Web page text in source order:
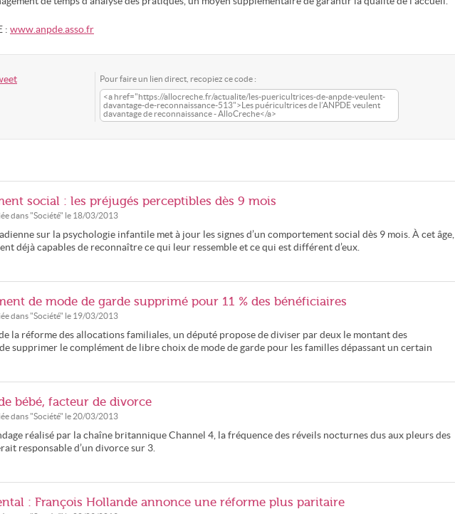
: www.anpde.asso.fr
Pour faire un lien direct, recopiez ce code :
<a href="https://allocreche.fr/actualite/les-puericultrices-de-anpde-veulent-
davantage-de-reconnaissance-513">Les puéricultrices de l’ANPDE veulent
davantage de reconnaissance - AlloCreche</a>
social : les préjugés perceptibles dès 9 mois
dans "Société" le 18/03/2013
sur la psychologie infantile met à jour les signes d’un comportement social dès 9 mois. À cet âge,
déjà capables de reconnaître ce qui leur ressemble et ce qui est différent d’eux.
de mode de garde supprimé pour 11 % des bénéficiaires
dans "Société" le 19/03/2013
la réforme des allocations familiales, un député propose de diviser par deux le montant des
supprimer le complément de libre choix de mode de garde pour les familles dépassant un certain
bébé, facteur de divorce
dans "Société" le 20/03/2013
réalisé par la chaîne britannique Channel 4, la fréquence des réveils nocturnes dus aux pleurs des
responsable d’un divorce sur 3.
: François Hollande annonce une réforme plus paritaire